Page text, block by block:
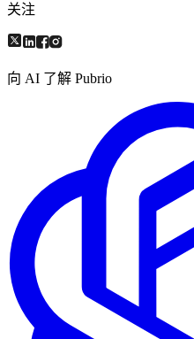
关注
向 AI 了解 Pubrio